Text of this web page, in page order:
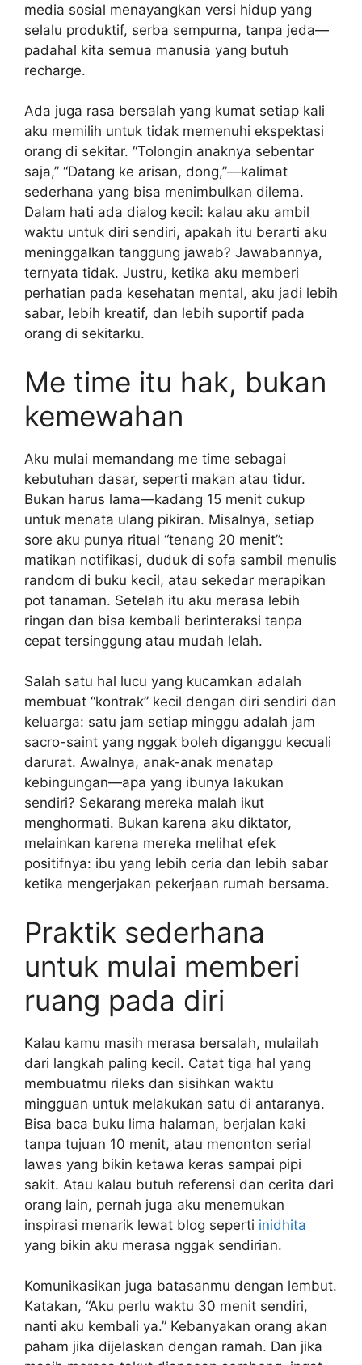
media sosial menayangkan versi hidup yang
selalu produktif, serba sempurna, tanpa jeda—
padahal kita semua manusia yang butuh
recharge.
Ada juga rasa bersalah yang kumat setiap kali
aku memilih untuk tidak memenuhi ekspektasi
orang di sekitar. “Tolongin anaknya sebentar
saja,” “Datang ke arisan, dong,”—kalimat
sederhana yang bisa menimbulkan dilema.
Dalam hati ada dialog kecil: kalau aku ambil
waktu untuk diri sendiri, apakah itu berarti aku
meninggalkan tanggung jawab? Jawabannya,
ternyata tidak. Justru, ketika aku memberi
perhatian pada kesehatan mental, aku jadi lebih
sabar, lebih kreatif, dan lebih suportif pada
orang di sekitarku.
Me time itu hak, bukan
kemewahan
Aku mulai memandang me time sebagai
kebutuhan dasar, seperti makan atau tidur.
Bukan harus lama—kadang 15 menit cukup
untuk menata ulang pikiran. Misalnya, setiap
sore aku punya ritual “tenang 20 menit”:
matikan notifikasi, duduk di sofa sambil menulis
random di buku kecil, atau sekedar merapikan
pot tanaman. Setelah itu aku merasa lebih
ringan dan bisa kembali berinteraksi tanpa
cepat tersinggung atau mudah lelah.
Salah satu hal lucu yang kucamkan adalah
membuat “kontrak” kecil dengan diri sendiri dan
keluarga: satu jam setiap minggu adalah jam
sacro-saint yang nggak boleh diganggu kecuali
darurat. Awalnya, anak-anak menatap
kebingungan—apa yang ibunya lakukan
sendiri? Sekarang mereka malah ikut
menghormati. Bukan karena aku diktator,
melainkan karena mereka melihat efek
positifnya: ibu yang lebih ceria dan lebih sabar
ketika mengerjakan pekerjaan rumah bersama.
Praktik sederhana
untuk mulai memberi
ruang pada diri
Kalau kamu masih merasa bersalah, mulailah
dari langkah paling kecil. Catat tiga hal yang
membuatmu rileks dan sisihkan waktu
mingguan untuk melakukan satu di antaranya.
Bisa baca buku lima halaman, berjalan kaki
tanpa tujuan 10 menit, atau menonton serial
lawas yang bikin ketawa keras sampai pipi
sakit. Atau kalau butuh referensi dan cerita dari
orang lain, pernah juga aku menemukan
inspirasi menarik lewat blog seperti inidhita
yang bikin aku merasa nggak sendirian.
Komunikasikan juga batasanmu dengan lembut.
Katakan, “Aku perlu waktu 30 menit sendiri,
nanti aku kembali ya.” Kebanyakan orang akan
paham jika dijelaskan dengan ramah. Dan jika